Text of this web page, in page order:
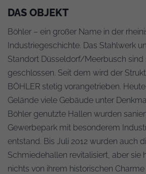
DAS OBJEKT
Böhler – ein großer Name in der
Industriegeschichte. Das Stahlwerk
Standort Düsseldorf/Meerbusch sind
geschlossen. Seit dem wird der
BÖHLER stetig vorangetrieben.
Gelände viele Gebäude unter
Böhler genutzte Hallen wurden
Gewerbepark mit besonderem
entstand. Bis Juli 2012 wurden auch
Schmiedehallen revitalisiert, aber sie
nichts von ihrem historischen Charme